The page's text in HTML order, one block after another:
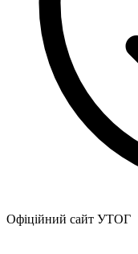
Офіційний сайт УТОГ